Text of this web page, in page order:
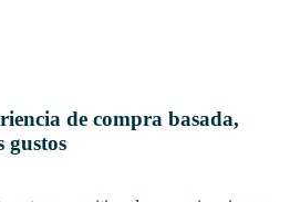
de compra basada,
gustos